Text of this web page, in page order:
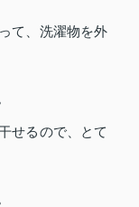
て、洗濯物を外
せるので、とて